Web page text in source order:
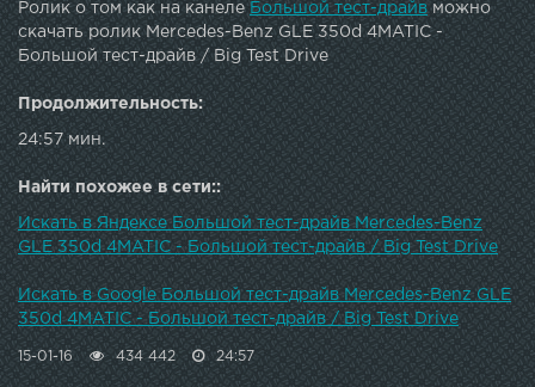
Стиллавину и Вахидову, но есть пара моментов, которые
оставили двойственное впечатление.Наш магазин -
Подкаст «Большой тест-драйв» - Сайт: | Twitter: | G+: |
Instagram: | Facebook: | Vkontakte: | LJ: JOIN QUIZGROUP
PARTNER PROGRAM:
Ролик о том как на канеле Большой тест-драйв можно
скачать ролик Mercedes-Benz GLE 350d 4MATIC -
Большой тест-драйв / Big Test Drive
Продолжительность:
24:57 мин.
Найти похожее в сети::
Искать в Яндексе Большой тест-драйв Mercedes-Benz
GLE 350d 4MATIC - Большой тест-драйв / Big Test Drive
Искать в Google Большой тест-драйв Mercedes-Benz GLE
350d 4MATIC - Большой тест-драйв / Big Test Drive
15-01-16 434 442 24:57